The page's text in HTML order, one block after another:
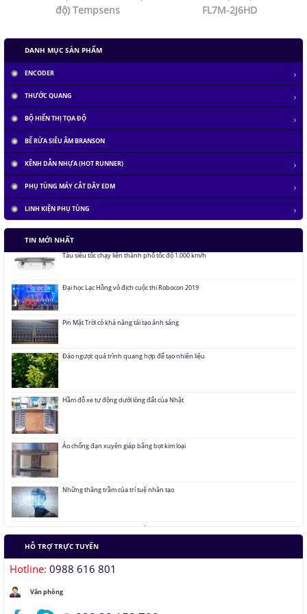
độ) Tempsens
FL7M-2J6HD
DANH MỤC SẢN PHẨM
ENCODER
THƯỚC QUANG
BỘ HIỂN THỊ TỌA ĐỘ
BỂ RỬA SIÊU ÂM BRANSON
KÊNH DẪN NHỰA (HOT RUNNER)
PHỤ TÙNG MÁY CẮT DÂY EDM
LINH KIỆN PHỤ TÙNG
TIN MỚI NHẤTTàu siêu tốc chạy liên thành phố tốc độ 1.000 km/h
Tàu siêu tốc chạy liên thành phố tốc độ 1.000 km/h
HỖ TRỢ TRỰC TUYẾN
Hotline: 0988 616 801
Văn phòng